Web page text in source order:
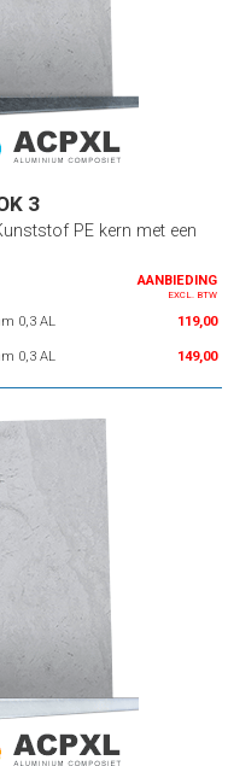
3
PE kern met een
AANBIEDING
EXCL. BTW
0,3 AL 119,00
0,3 AL 149,00